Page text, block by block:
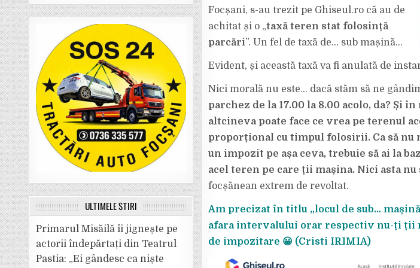
Focșani, s-au trezit pe Ghiseul.ro că au de
achitat și o „taxă teren stat folosință
parcări”. Un fel de taxă de… sub mașină…
Evident, și această taxă va fi anulată de
Nici morală nu este… dacă stăm să ne
parchez de la 17.00 la 8.00 acolo, da? Și
altcineva poate face ce vrea pe terenul
proporțional cu timpul folosirii. Ca să nu
un impozit pe așa ceva, trebuie să ai la
acel teren pe care ții mașina. Nici asta nu
focșănean extrem de revoltat.
Am precizat în titlu „locul de sub…
afara intervalului orar respectiv nu-ți ții
de impozitare 😀 (Cristi IRIMIA)
ULTIMELE ȘTIRI
Primarul Misăilă îi jignește pe
actorii îndepărtați din Teatrul
Pastia: „Ei gândesc ca niște